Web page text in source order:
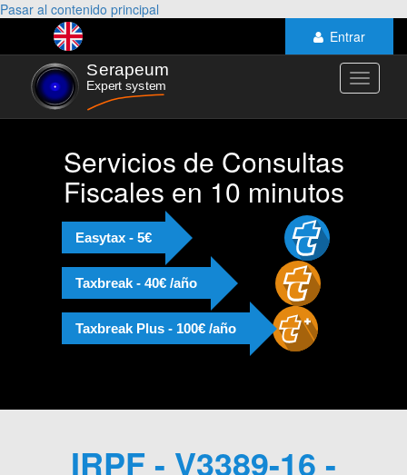
Pasar al contenido principal
Entrar
Toggle
Servicios de Consultas
Fiscales en 10 minutos
Easytax - 5€
Taxbreak - 40€ /año
Taxbreak Plus - 100€ /año
IRPF - V3389-16 -